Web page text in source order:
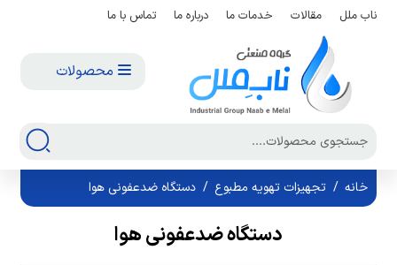
محصولات
ناب ملل مقالات خدمات ما درباره ما تماس با ما
خانه / تجهیزات تهویه مطبوع / دستگاه ضدعفونی هوا
دستگاه ضدعفونی هوا